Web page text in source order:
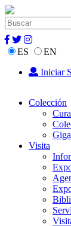
ES
EN
Iniciar
Colección
Visita